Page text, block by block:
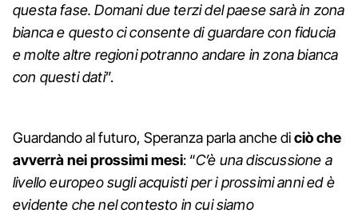
questa fase. Domani due terzi del paese sarà in zona
bianca e questo ci consente di guardare con fiducia
e molte altre regioni potranno andare in zona bianca
con questi dati”.
Guardando al futuro, Speranza parla anche diciò che
avverrà nei prossimi mesi: “C’è una discussione a
livello europeo sugli acquisti per i prossimi anni ed è
evidente che nel contesto in cui siamo